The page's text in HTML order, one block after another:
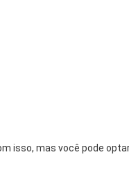
isso, mas você pode